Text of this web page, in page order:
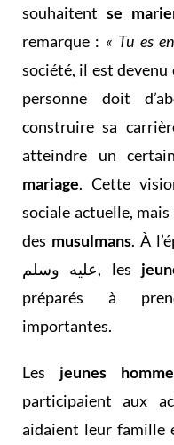
souhaitent se
remarque : « Tu es
société, il est devenu
personne doit
construire sa
atteindre un
mariage. Cette
sociale actuelle,
des musulmans. À
عليه وسلم, les
préparés à
importantes.
Les jeunes
participaient aux
aidaient leur famille